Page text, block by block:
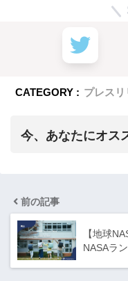
CATEGORY : プレスリ
今、あなたにオス
前の記事
【地球
NASAラ